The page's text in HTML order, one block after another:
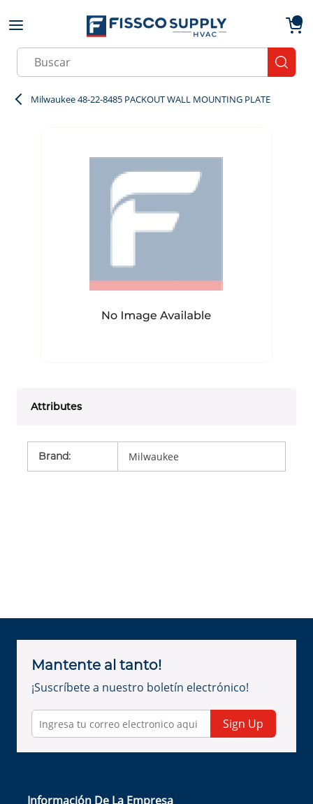
Skip to main content
Site Search
Milwaukee 48-22-8485 PACKOUT WALL MOUNTING PLATE
Attributes
Brand: Milwaukee
Mantente al tanto!
¡Suscríbete a nuestro boletín electrónico!
Sign Up
Información De La Empresa